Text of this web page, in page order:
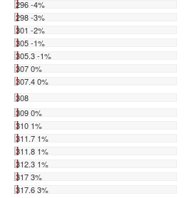
296 -4%
298 -3%
301 -2%
305 -1%
305.3 -1%
307 0%
307.4 0%
308
309 0%
310 1%
311.7 1%
311.8 1%
312.3 1%
317 3%
317.6 3%